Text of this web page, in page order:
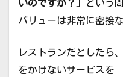
いのですか？」
という
バリューは非常に密接
レストランだとしたら
をかけないサービスを